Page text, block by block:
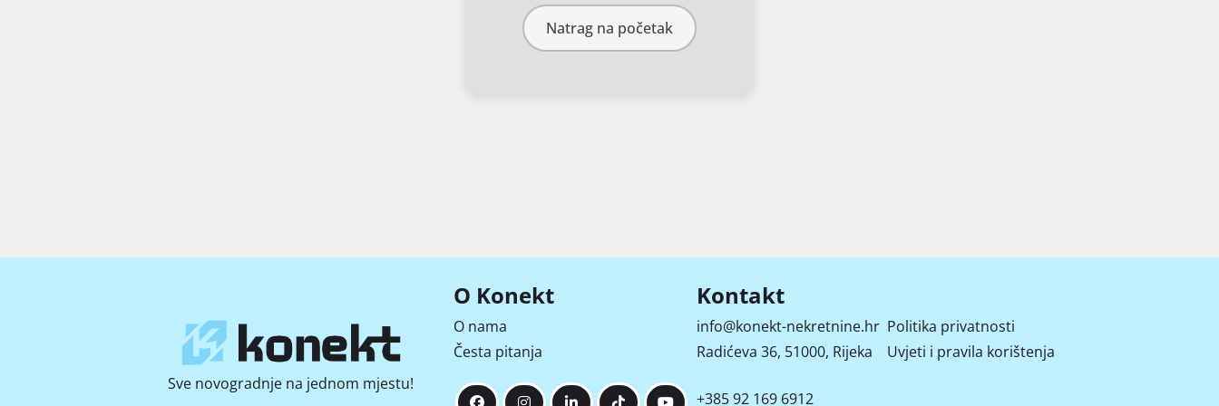
Natrag na početak
Sve novogradnje na jednom mjestu!
O Konekt
O nama
Česta pitanja
Kontakt
info@konekt-nekretnine.hr
Radićeva 36, 51000, Rijeka
+385 92 169 6912
Politika privatnosti
Uvjeti i pravila korištenja